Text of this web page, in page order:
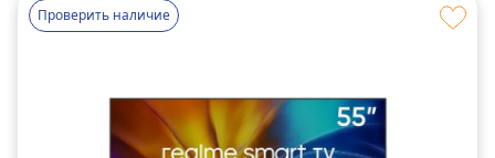
Проверить наличие